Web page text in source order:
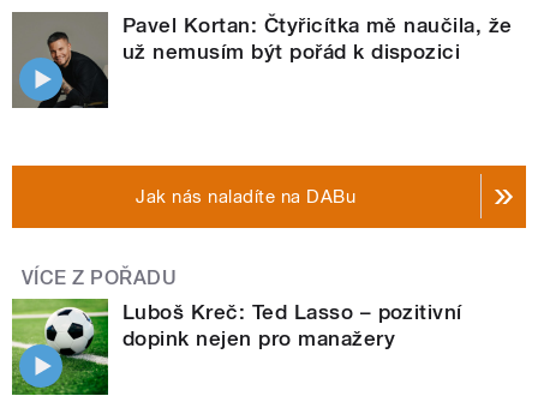
Pavel Kortan: Čtyřicítka mě naučila, že
už nemusím být pořád k dispozici
Jak nás naladíte na DABu
VÍCE Z POŘADU
Luboš Kreč: Ted Lasso – pozitivní
dopink nejen pro manažery